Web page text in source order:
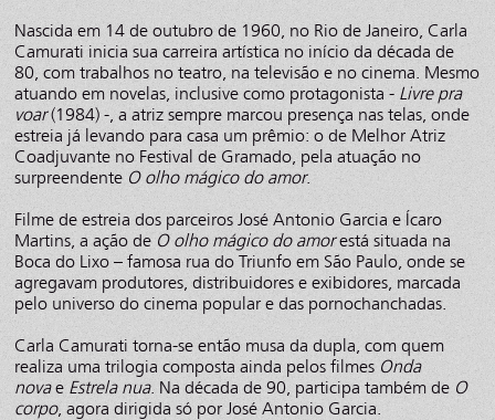
Nascida em 14 de outubro de 1960, no Rio de Janeiro, Carla
Camurati inicia sua carreira artística no início da década de
80, com trabalhos no teatro, na televisão e no cinema. Mesmo
atuando em novelas, inclusive como protagonista - Livre pra
voar(1984) -, a atriz sempre marcou presença nas telas, onde
estreia já levando para casa um prêmio: o de Melhor Atriz
Coadjuvante no Festival de Gramado, pela atuação no
surpreendente O olho mágico do amor.
Filme de estreia dos parceiros José Antonio Garcia e Ícaro
Martins, a ação de O olho mágico do amorestá situada na
Boca do Lixo – famosa rua do Triunfo em São Paulo, onde se
agregavam produtores, distribuidores e exibidores, marcada
pelo universo do cinema popular e das pornochanchadas.
Carla Camurati torna-se então musa da dupla, com quem
realiza uma trilogia composta ainda pelos filmes Onda
novae Estrela nua. Na década de 90, participa também de O
corpo, agora dirigida só por José Antonio Garcia.